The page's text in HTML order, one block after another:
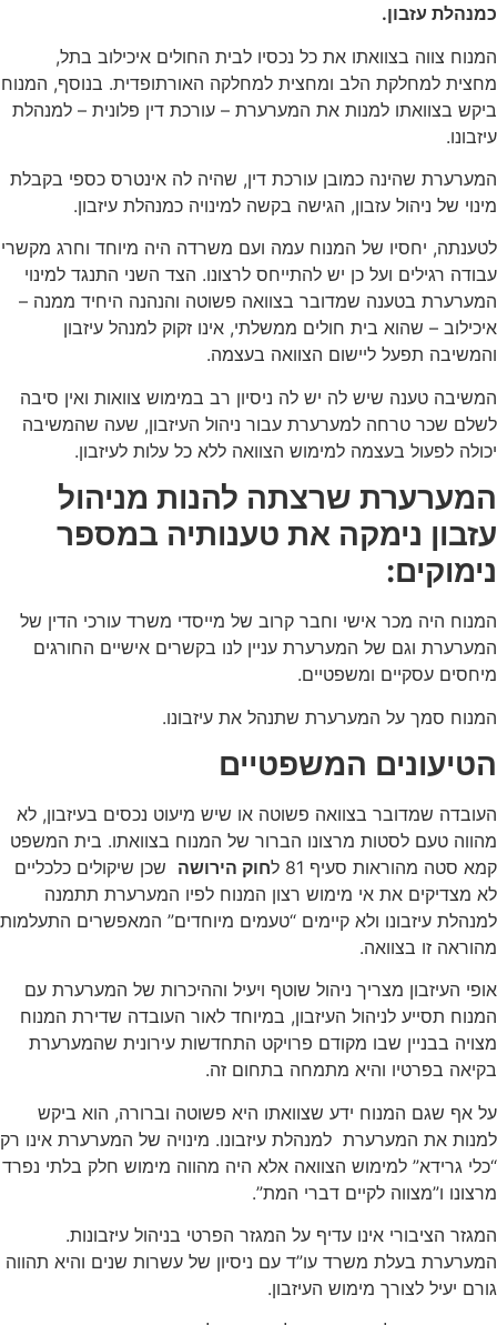
כמנהלת עזבון.
המנוח צווה בצוואתו את כל נכסיו לבית החולים איכילוב בתל,
מחצית למחלקת הלב ומחצית למחלקה האורתופדית. בנוסף, המנוח
ביקש בצוואתו למנות את המערערת – עורכת דין פלונית – למנהלת
עיזבונו.
המערערת שהינה כמובן עורכת דין, שהיה לה אינטרס כספי בקבלת
מינוי של ניהול עזבון, הגישה בקשה למינויה כמנהלת עיזבון.
לטענתה, יחסיו של המנוח עמה ועם משרדה היה מיוחד וחרג מקשרי
עבודה רגילים ועל כן יש להתייחס לרצונו. הצד השני התנגד למינוי
המערערת בטענה שמדובר בצוואה פשוטה והנהנה היחיד ממנה –
איכילוב – שהוא בית חולים ממשלתי, אינו זקוק למנהל עיזבון
והמשיבה תפעל ליישום הצוואה בעצמה.
המשיבה טענה שיש לה יש לה ניסיון רב במימוש צוואות ואין סיבה
לשלם שכר טרחה למערערת עבור ניהול העיזבון, שעה שהמשיבה
יכולה לפעול בעצמה למימוש הצוואה ללא כל עלות לעיזבון.
המערערת שרצתה להנות מניהול
עזבון נימקה את טענותיה במספר
נימוקים:
המנוח היה מכר אישי וחבר קרוב של מייסדי משרד עורכי הדין של
המערערת וגם של המערערת עניין לנו בקשרים אישיים החורגים
מיחסים עסקיים ומשפטיים.
המנוח סמך על המערערת שתנהל את עיזבונו.
הטיעונים המשפטיים
העובדה שמדובר בצוואה פשוטה או שיש מיעוט נכסים בעיזבון, לא
מהווה טעם לסטות מרצונו הברור של המנוח בצוואתו. בית המשפט
קמא סטה מהוראות סעיף 81 ל
חוק הירושה שכן שיקולים כלכליים
לא מצדיקים את אי מימוש רצון המנוח לפיו המערערת תתמנה
למנהלת עיזבונו ולא קיימים “טעמים מיוחדים” המאפשרים התעלמות
מהוראה זו בצוואה.
אופי העיזבון מצריך ניהול שוטף ויעיל וההיכרות של המערערת עם
המנוח תסייע לניהול העיזבון, במיוחד לאור העובדה שדירת המנוח
מצויה בבניין שבו מקודם פרויקט התחדשות עירונית שהמערערת
בקיאה בפרטיו והיא מתמחה בתחום זה.
על אף שגם המנוח ידע שצוואתו היא פשוטה וברורה, הוא ביקש
למנות את המערערת למנהלת עיזבונו. מינויה של המערערת אינו רק
“כלי גרידא” למימוש הצוואה אלא היה מהווה מימוש חלק בלתי נפרד
מרצונו ו”מצווה לקיים דברי המת”.
המגזר הציבורי אינו עדיף על המגזר הפרטי בניהול עיזבונות.
המערערת בעלת משרד עו”ד עם ניסיון של עשרות שנים והיא תהווה
גורם יעיל לצורך מימוש העיזבון.